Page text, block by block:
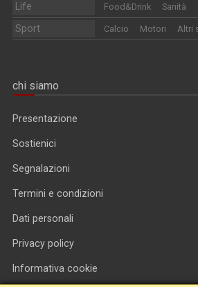
Life Food&Drink Sanità
Sport Calcio Motori Altri
chi siamo
Presentazione
Sostienici
Segnalazioni
Termini e condizioni
Dati personali
Privacy policy
Informativa cookie